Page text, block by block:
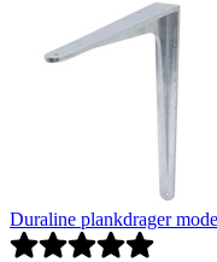
Duraline plankdrager